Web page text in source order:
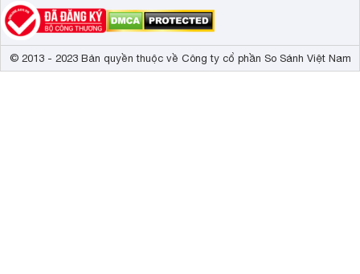
© 2013 - 2023 Bản quyền thuộc về Công ty cổ phần So Sánh Việt Nam